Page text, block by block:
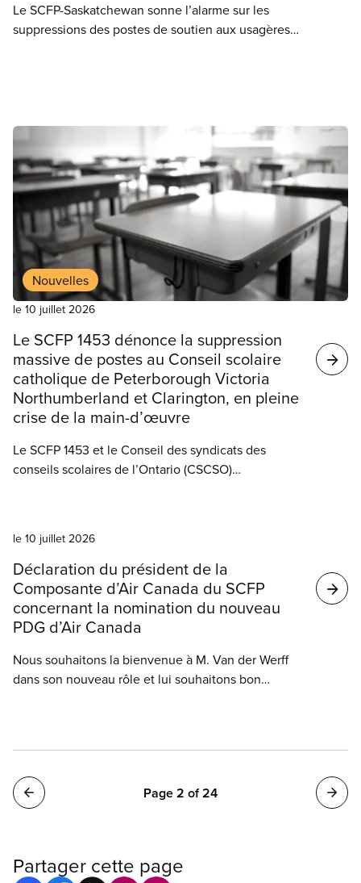
Le SCFP-Saskatchewan sonne l’alarme sur les
suppressions des postes de soutien aux usagères
davantage.
Nouvelles
le 10 juillet 2026
Le SCFP 1453 dénonce la suppression
massive de postes au Conseil scolaire
catholique de Peterborough Victoria
Northumberland et Clarington, en pleine
crise de la main-d’œuvre
Le SCFP 1453 et le Conseil des syndicats des
conseils scolaires de l’Ontario (CSCSO)
supprimer de nombreux postes malgré l’actuelle
pénurie de personnel, l’augmentation du
financement et la hausse prévue des inscriptions.
le 10 juillet 2026
Déclaration du président de la
Composante d’Air Canada du SCFP
concernant la nomination du nouveau
PDG d’Air Canada
Nous souhaitons la bienvenue à M. Van der Werff
dans son nouveau rôle et lui souhaitons bon
10 000 employé(e)s.
Pagination Page 2 of 24
Partager cette page